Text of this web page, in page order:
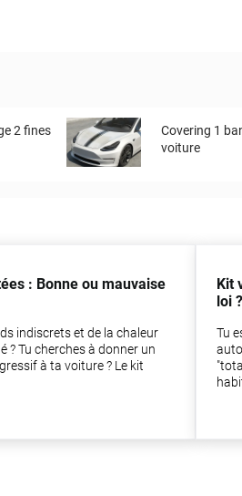
2 fines
Covering 1
voiture
: Bonne ou mauvaise
indiscrets et de la chaleur
? Tu cherches à donner un
à ta voiture ? Le kit
Kit
loi ?
Tu